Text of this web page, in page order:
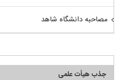
مصاحبه دانشگاه شاهد
جذب هیأت علمی